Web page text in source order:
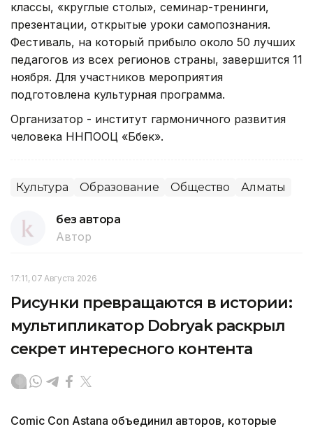
классы, «круглые столы», семинар-тренинги,
презентации, открытые уроки самопознания.
Фестиваль, на который прибыло около 50 лучших
педагогов из всех регионов страны, завершится 11
ноября. Для участников мероприятия
подготовлена культурная программа.
Организатор - институт гармоничного развития
человека ННПООЦ «Бөбек».
Культура Образование Общество Алматы
без автора
Автор
17:11, 07 Августа 2026
Рисунки превращаются в истории:
мультипликатор Dobryak раскрыл
секрет интересного контента
Comic Con Astana объединил авторов, которые